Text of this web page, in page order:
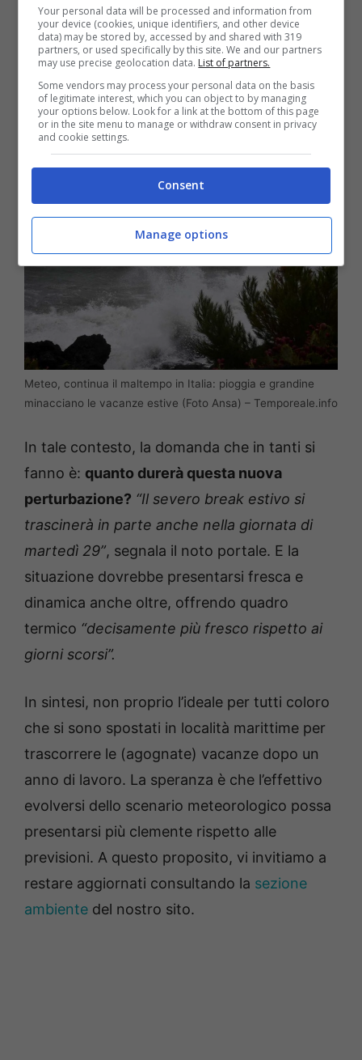
precipitazioni.“Il brutto tempo farà sentire i
suoi effetti in particolare tra Campania e
Puglia
dove ci attendiamo fenomeni meno
importanti e principalmente contrassegnati
da piovaschi sparsi”, afferma il Meteo.it.
Meteo, continua il maltempo in Italia: pioggia e grandine
minacciano le vacanze estive (Foto Ansa) – Temporeale.info
In tale contesto, la domanda che in tanti si
fanno è: quanto durerà questa nuova
perturbazione? “Il severo break estivo si
trascinerà in parte anche nella giornata di
martedì 29”, segnala il noto portale. E la
situazione dovrebbe presentarsi fresca e
dinamica anche oltre, offrendo quadro
termico “decisamente più fresco rispetto ai
giorni scorsi”.
In sintesi, non proprio l’ideale per tutti coloro
che si sono spostati in località marittime per
trascorrere le (agognate) vacanze dopo un
anno di lavoro. La speranza è che l’effettivo
evolversi dello scenario meteorologico possa
presentarsi più clemente rispetto alle
previsioni. A questo proposito, vi invitiamo a
restare aggiornati consultando la sezione
ambiente del nostro sito.
Your personal data will be processed and information from
your device (cookies, unique identifiers, and other device
data) may be stored by, accessed by and shared with 319
partners, or used specifically by this site. We and our partners
may use precise geolocation data. List of partners.
Some vendors may process your personal data on the basis
of legitimate interest, which you can object to by managing
your options below. Look for a link at the bottom of this page
or in the site menu to manage or withdraw consent in privacy
and cookie settings.
Consent
Manage options